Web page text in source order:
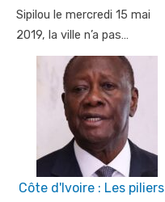
Sipilou le mercredi 15 mai
2019, la ville n’a pas…
Côte d'Ivoire : Les piliers